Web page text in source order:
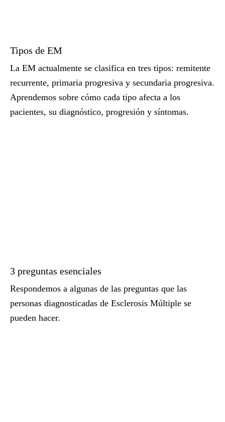
Tipos de EM
La EM actualmente se clasifica en tres tipos: remitente
recurrente, primaria progresiva y secundaria progresiva.
Aprendemos sobre cómo cada tipo afecta a los
pacientes, su diagnóstico, progresión y síntomas.
3 preguntas esenciales
Respondemos a algunas de las preguntas que las
personas diagnosticadas de Esclerosis Múltiple se
pueden hacer.